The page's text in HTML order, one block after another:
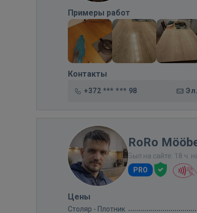
Примеры работ
Контакты
+372 *** *** 98
RoRo
Был на сайте: 18 ч.
PRO
Цены
Столяр - Плотник